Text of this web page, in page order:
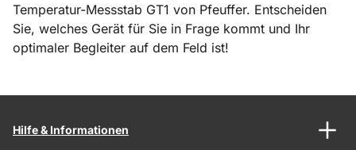
Temperatur-Messstab GT1 von Pfeuffer. Entscheiden
Sie, welches Gerät für Sie in Frage kommt und Ihr
optimaler Begleiter auf dem Feld ist!
Hilfe & Informationen